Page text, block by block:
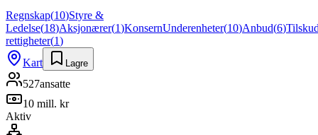
Regnskap(10)Styre &
Ledelse(18)Aksjonærer(1)KonsernUnderenheter(10)Anbud(6)
rettigheter(1)
Kart
Lagre
527ansatte
10 mill. kr
Aktiv